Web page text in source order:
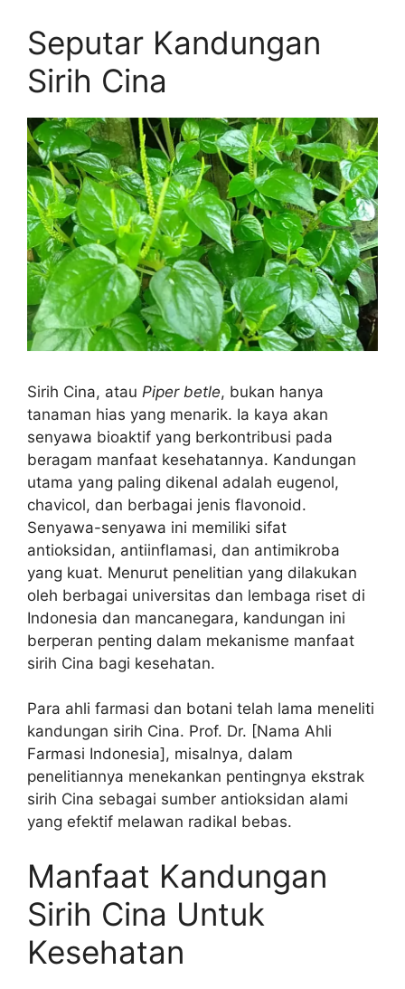
Seputar Kandungan
Sirih Cina
Sirih Cina, atau Piper betle, bukan hanya
tanaman hias yang menarik. Ia kaya akan
senyawa bioaktif yang berkontribusi pada
beragam manfaat kesehatannya. Kandungan
utama yang paling dikenal adalah eugenol,
chavicol, dan berbagai jenis flavonoid.
Senyawa-senyawa ini memiliki sifat
antioksidan, antiinflamasi, dan antimikroba
yang kuat. Menurut penelitian yang dilakukan
oleh berbagai universitas dan lembaga riset di
Indonesia dan mancanegara, kandungan ini
berperan penting dalam mekanisme manfaat
sirih Cina bagi kesehatan.
Para ahli farmasi dan botani telah lama meneliti
kandungan sirih Cina. Prof. Dr. [Nama Ahli
Farmasi Indonesia], misalnya, dalam
penelitiannya menekankan pentingnya ekstrak
sirih Cina sebagai sumber antioksidan alami
yang efektif melawan radikal bebas.
Manfaat Kandungan
Sirih Cina Untuk
Kesehatan